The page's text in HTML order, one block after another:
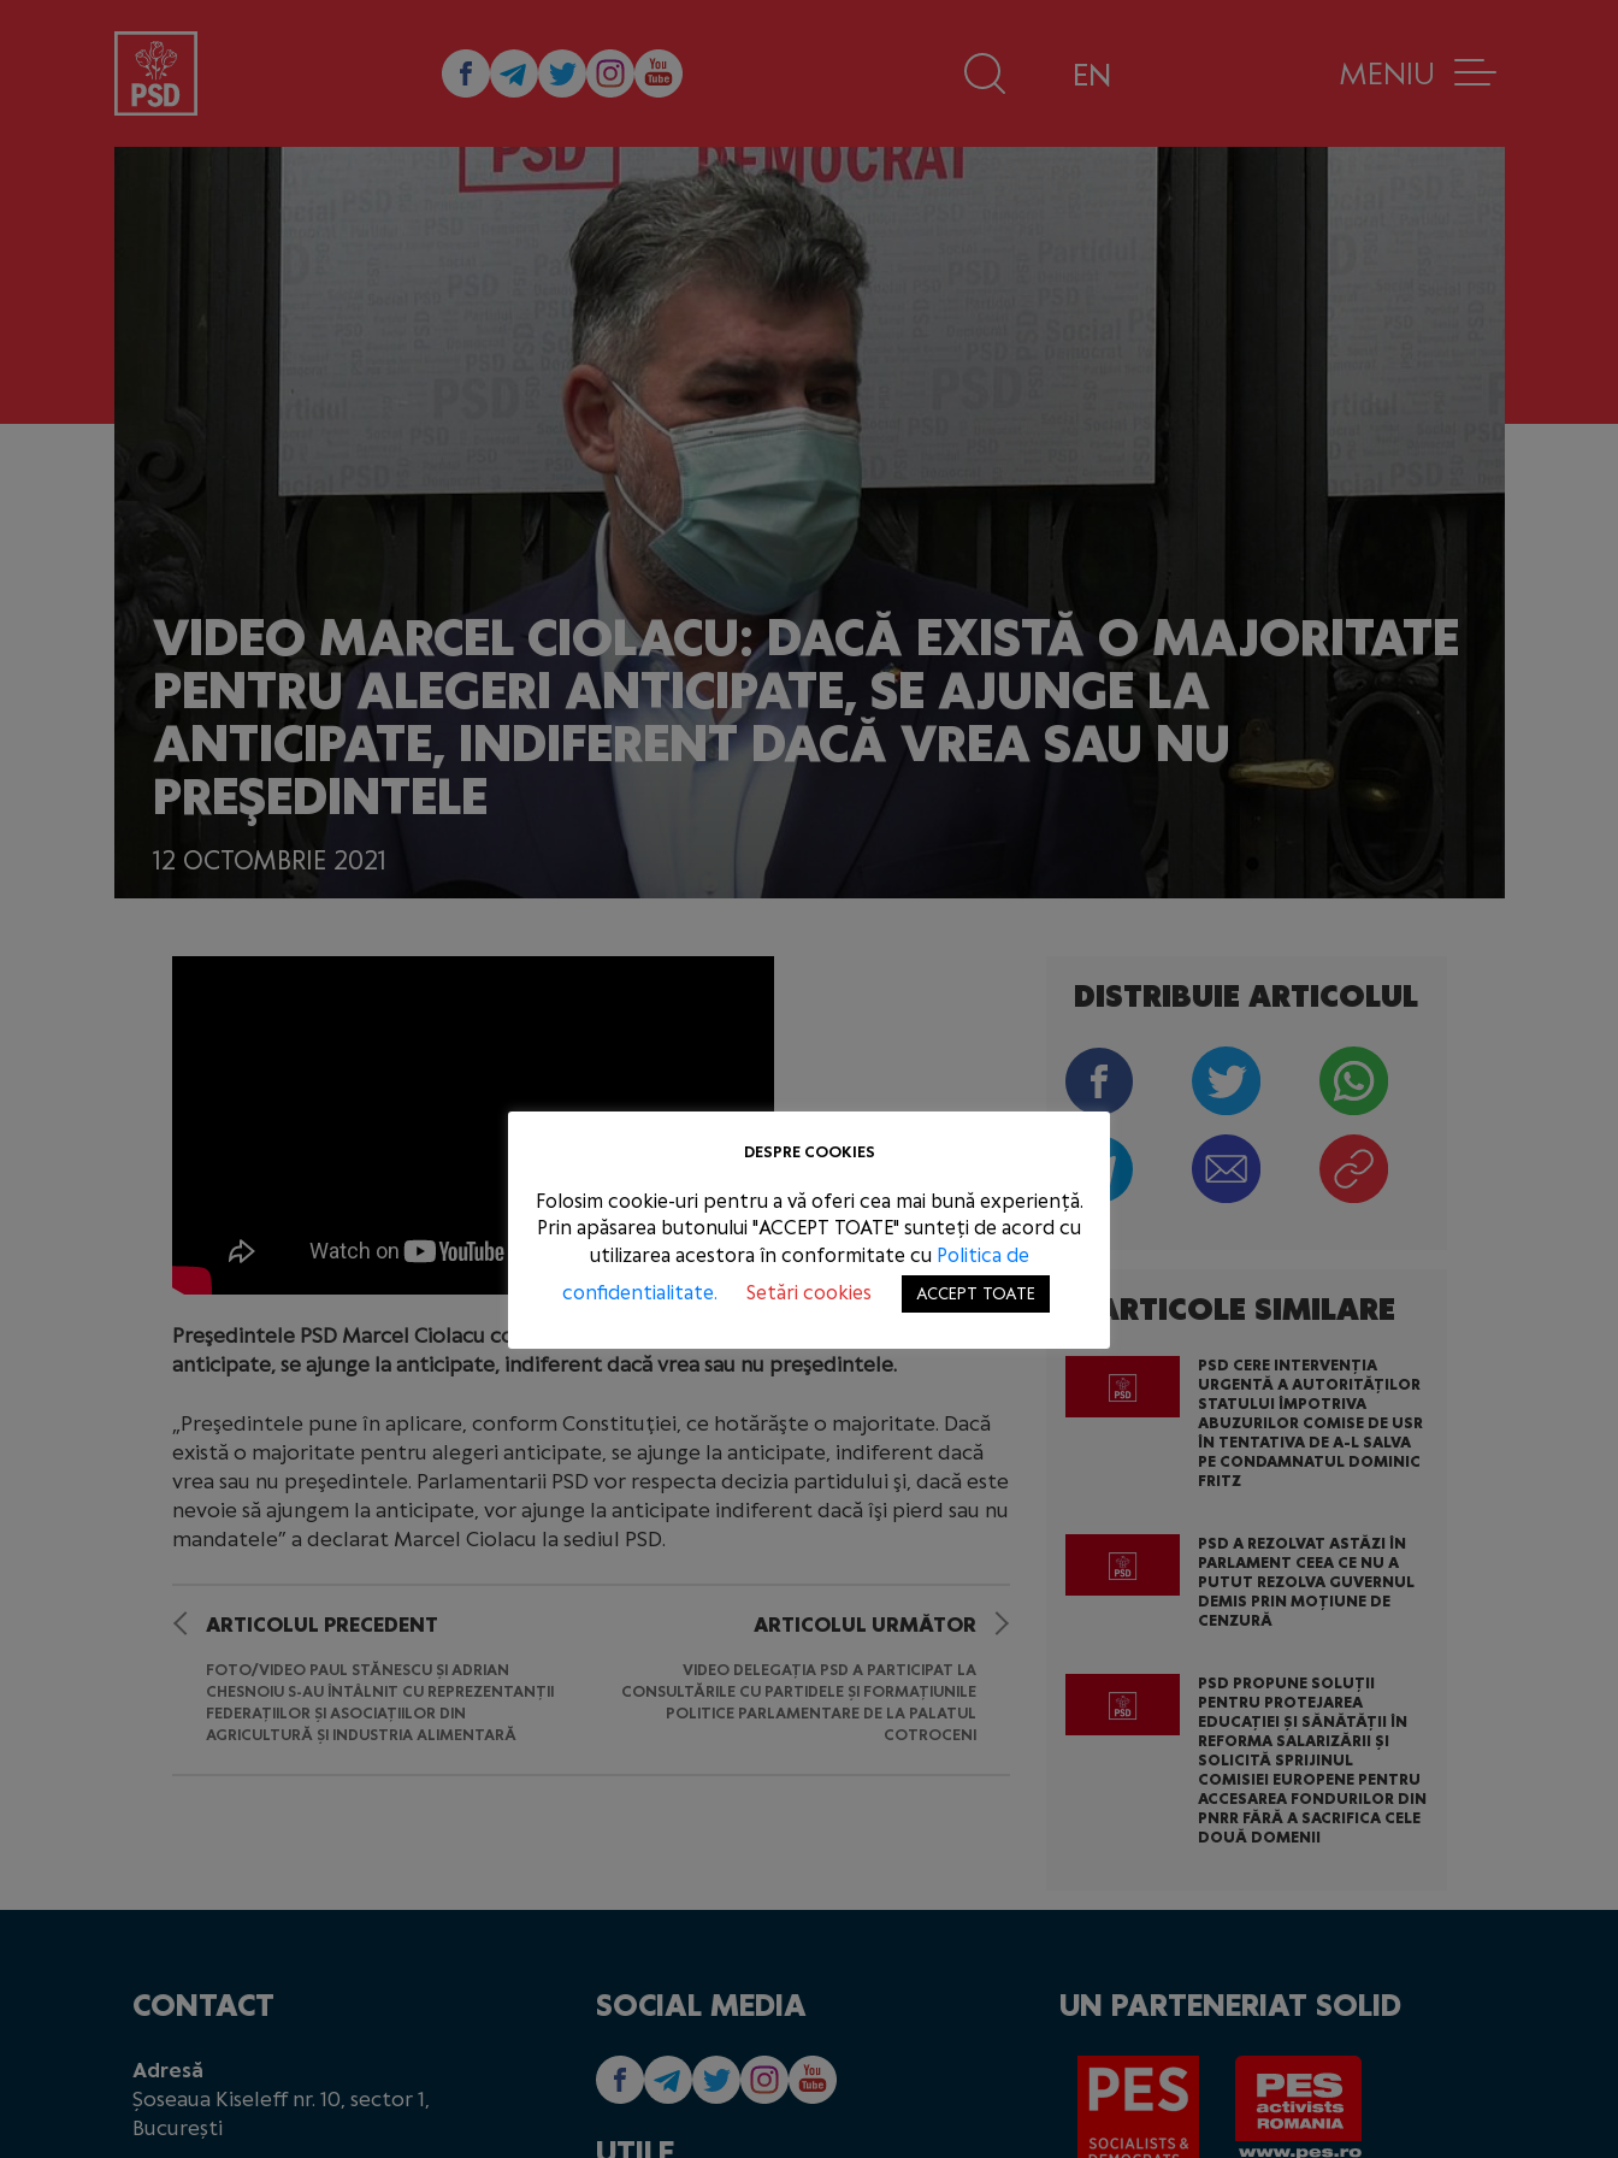
EN MENIU
12 OCTOMBRIE 2021
VIDEO MARCEL CIOLACU: DACĂ EXISTĂ O MAJORITATE
PENTRU ALEGERI ANTICIPATE, SE AJUNGE LA
ANTICIPATE, INDIFERENT DACĂ VREA SAU NU
PREŞEDINTELE
Preşedintele PSD Marcel Ciolacu consideră că dacă există o majoritate pentru alegeri
anticipate, se ajunge la anticipate, indiferent dacă vrea sau nu preşedintele.
„Preşedintele pune în aplicare, conform Constituţiei, ce hotărăşte o majoritate. Dacă
există o majoritate pentru alegeri anticipate, se ajunge la anticipate, indiferent dacă
vrea sau nu preşedintele. Parlamentarii PSD vor respecta decizia partidului şi, dacă este
nevoie să ajungem la anticipate, vor ajunge la anticipate indiferent dacă îşi pierd sau nu
mandatele” a declarat Marcel Ciolacu la sediul PSD.
ARTICOLUL PRECEDENT
FOTO/VIDEO PAUL STĂNESCU ȘI ADRIAN
CHESNOIU S-AU ÎNTÂLNIT CU REPREZENTANȚII
FEDERAȚIILOR ȘI ASOCIAȚIILOR DIN
AGRICULTURĂ ȘI INDUSTRIA ALIMENTARĂ
ARTICOLUL URMĂTOR
VIDEO DELEGAȚIA PSD A PARTICIPAT LA
CONSULTĂRILE CU PARTIDELE ȘI FORMAȚIUNILE
POLITICE PARLAMENTARE DE LA PALATUL
COTROCENI
ARTICOLE SIMILARE
PSD CERE INTERVENȚIA
URGENTĂ A AUTORITĂȚILOR
STATULUI ÎMPOTRIVA
ABUZURILOR COMISE DE USR
ÎN TENTATIVA DE A-L SALVA
PE CONDAMNATUL DOMINIC
FRITZ
PSD A REZOLVAT ASTĂZI ÎN
PARLAMENT CEEA CE NU A
PUTUT REZOLVA GUVERNUL
DEMIS PRIN MOȚIUNE DE
CENZURĂ
PSD PROPUNE SOLUȚII
PENTRU PROTEJAREA
EDUCAȚIEI ȘI SĂNĂTĂȚII ÎN
REFORMA SALARIZĂRII ȘI
SOLICITĂ SPRIJINUL
COMISIEI EUROPENE PENTRU
ACCESAREA FONDURILOR DIN
PNRR FĂRĂ A SACRIFICA CELE
DOUĂ DOMENII
DISTRIBUIE ARTICOLUL
CONTACT
Adresă
Șoseaua Kiseleff nr. 10, sector 1,
București
SOCIAL MEDIA UN PARTENERIAT SOLID
DESPRE COOKIES
Folosim cookie-uri pentru a vă oferi cea mai bună experiență.
Prin apăsarea butonului "ACCEPT TOATE" sunteți de acord cu
utilizarea acestora în conformitate cu Politica de
confidentialitate.
Setări cookies ACCEPT TOATE